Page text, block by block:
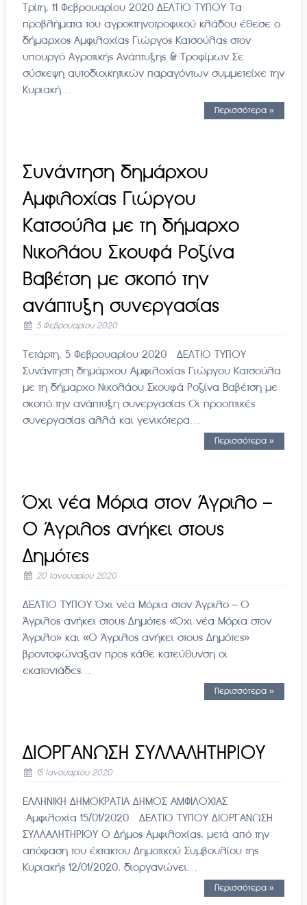
Τρίτη, 11 Φεβρουαρίου 2020 ΔΕΛΤΙΟ ΤΥΠΟΥ Τα
προβλήματα του αγροκτηνοτροφικού κλάδου έθεσε ο
δήμαρχος Αμφιλοχίας Γιώργος Κατσούλας στον
υπουργό Αγροτικής Ανάπτυξης & Τροφίμων Σε
σύσκεψη αυτοδιοικητικών παραγόντων συμμετείχε την
Κυριακή…
Περισσότερα »
Συνάντηση δημάρχου
Αμφιλοχίας Γιώργου
Κατσούλα με τη δήμαρχο
Νικολάου Σκουφά Ροζίνα
Βαβέτση με σκοπό την
ανάπτυξη συνεργασίας
5 Φεβρουαρίου 2020
Τετάρτη, 5 Φεβρουαρίου 2020 ΔΕΛΤΙΟ ΤΥΠΟΥ
Συνάντηση δημάρχου Αμφιλοχίας Γιώργου Κατσούλα
με τη δήμαρχο Νικολάου Σκουφά Ροζίνα Βαβέτση με
σκοπό την ανάπτυξη συνεργασίας Οι προοπτικές
συνεργασίας αλλά και γενικότερα…
Περισσότερα »
Όχι νέα Μόρια στον Άγριλο –
Ο Άγριλος ανήκει στους
Δημότες
20 Ιανουαρίου 2020
ΔΕΛΤΙΟ ΤΥΠΟΥ Όχι νέα Μόρια στον Άγριλο – Ο
Άγριλος ανήκει στους Δημότες «Όχι νέα Μόρια στον
Άγριλο» και «Ο Άγριλος ανήκει στους Δημότες»
βροντοφώναξαν προς κάθε κατεύθυνση οι
εκατοντάδες…
Περισσότερα »
ΔΙΟΡΓΑΝΩΣΗ ΣΥΛΛΑΛΗΤΗΡΙΟΥ
15 Ιανουαρίου 2020
ΕΛΛΗΝΙΚΗ ΔΗΜΟΚΡΑΤΙΑ ΔΗΜΟΣ ΑΜΦΙΛΟΧΙΑΣ
Αμφιλοχία 15/01/2020 ΔΕΛΤΙΟ ΤΥΠΟΥ ΔΙΟΡΓΑΝΩΣΗ
ΣΥΛΛΑΛΗΤΗΡΙΟΥ Ο Δήμος Αμφιλοχίας, μετά από την
απόφαση του έκτακτου Δημοτικού Συμβουλίου της
Κυριακής 12/01/2020, διοργανώνει…
Περισσότερα »